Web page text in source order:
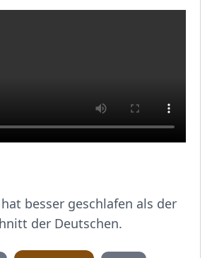
besser geschlafen als der
der Deutschen.